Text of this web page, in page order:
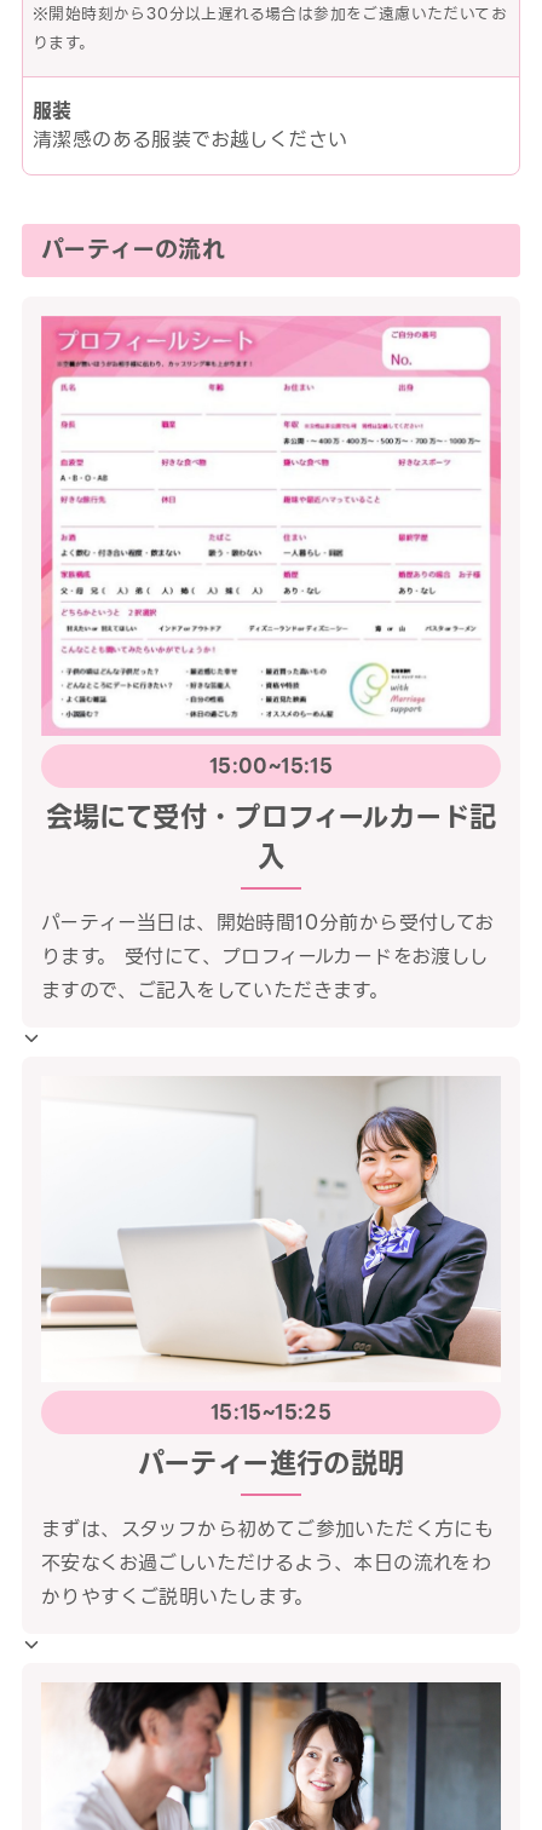
※開始時刻から30分以上遅れる場合は参加をご遠慮いただいてお
ります。
服装
清潔感のある服装でお越しください
パーティーの流れ
15:00~15:15
会場にて受付・プロフィールカード記
入
パーティー当日は、開始時間10分前から受付してお
ります。 受付にて、プロフィールカードをお渡しし
ますので、ご記入をしていただきます。
15:15~15:25
パーティー進行の説明
まずは、スタッフから初めてご参加いただく方にも
不安なくお過ごしいただけるよう、本日の流れをわ
かりやすくご説明いたします。